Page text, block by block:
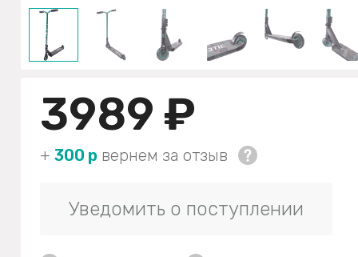
3989 ₽
+ 300 р вернем за отзыв
Уведомить о поступлении